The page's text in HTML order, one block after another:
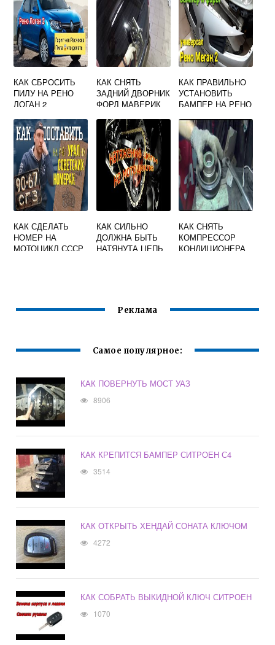
КАК СБРОСИТЬ
ПИЛУ НА РЕНО
ЛОГАН 2
КАК СНЯТЬ
ЗАДНИЙ ДВОРНИК
ФОРД МАВЕРИК
КАК ПРАВИЛЬНО
УСТАНОВИТЬ
БАМПЕР НА РЕНО
КАК СДЕЛАТЬ
НОМЕР НА
МОТОЦИКЛ СССР
КАК СИЛЬНО
ДОЛЖНА БЫТЬ
НАТЯНУТА ЦЕПЬ
КАК СНЯТЬ
КОМПРЕССОР
КОНДИЦИОНЕРА
Реклама
Самое популярное:
КАК ПОВЕРНУТЬ МОСТ УАЗ
8906
КАК КРЕПИТСЯ БАМПЕР СИТРОЕН С4
3514
КАК ОТКРЫТЬ ХЕНДАЙ СОНАТА КЛЮЧОМ
4272
КАК СОБРАТЬ ВЫКИДНОЙ КЛЮЧ СИТРОЕН
1070